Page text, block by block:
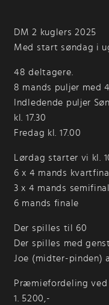
DM 2 kuglers 2025
Med start søndag i
48 deltagere.
8 mands puljer med
Indledende puljer
kl. 17.30
Fredag kl. 17.00
Lørdag starter vi kl.
6 x 4 mands
3 x 4 mands
6 mands finale
Der spilles til 60
Der spilles med
Joe (midter-pinden)
Præmiefordeling
1. 5200,-